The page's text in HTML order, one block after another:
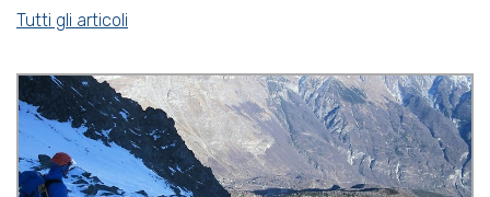
Tutti gli articoli